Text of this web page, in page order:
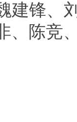
建锋、
、陈竞